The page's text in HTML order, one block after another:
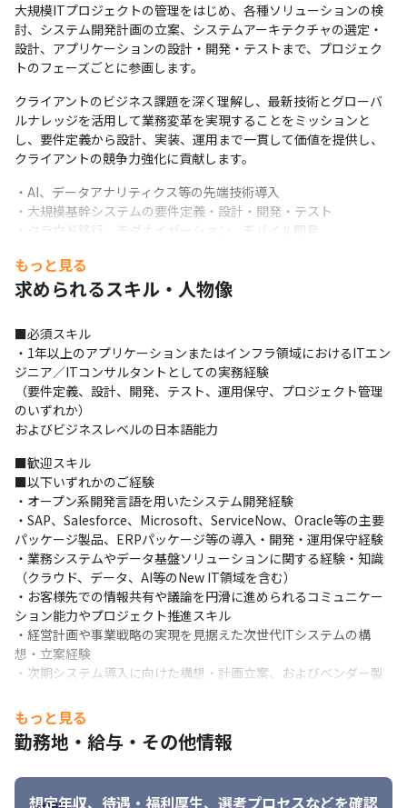
大規模ITプロジェクトの管理をはじめ、各種ソリューションの検
討、システム開発計画の立案、システムアーキテクチャの選定・
設計、アプリケーションの設計・開発・テストまで、プロジェク
トのフェーズごとに参画します。
クライアントのビジネス課題を深く理解し、最新技術とグローバ
ルナレッジを活用して業務変革を実現することをミッションと
し、要件定義から設計、実装、運用まで一貫して価値を提供し、
クライアントの競争力強化に貢献します。
・AI、データアナリティクス等の先端技術導入
・大規模基幹システムの要件定義・設計・開発・テスト
・クラウド移行、モダナイゼーション、モバイル開発
ロセスアナリティクス
・次世代ITプランニング
・大規模システムのプロジェクト・マネジメント
・新規ビジネス／サービスの提案・立ち上げ
・ビジネスアプリケーション（基幹系／業務系／モバイル等）の
設計・開発・導入・保守・運用を一気通貫でリード
・データ可視化・ログ・指標設計を基盤にした課題抽出と改善提
案（業務・システム・組織の横断改善）
・IT機能再編、IT人材育成・組織変革の企画・実行支援
・顧客との長期的な関係構築、要件定義からサービス改善に至る
継続的なKPI運用
・通信・メディア・ハイテク、公共サービス、医療、素材、エネ
ルギー等の業界別に特化し、ソリューション検討、開発計画策
定、要件整理、設計レビュー、実装リード、リリース計画、プロ
ジェクト管理、アウトソーシング立ち上げを支援
（ 専門別グループ ）
・オンプレミスからクラウド基盤、最新のマイクロサービスアー
キテクチャまで、お客様のさまざまな業務要件を実現するための
アプリケーション・アーキテクチャの立案および構築を行いま
す。
また、データやAI、次世代企業システムソリューション、クラウ
スを組み合わせ、お客様の新規事業・サービスの立ち上げを支援
します。
・SAP、Oracle、Microsoft、Salesforce、Workdayなどのパート
ナーソリューションと、アクセンチュアの業界知識や専門スキル
もっと見る
求められるスキル・人物像
■必須スキル
・1年以上のアプリケーションまたはインフラ領域におけるITエン
ジニア／ITコンサルタントとしての実務経験
（要件定義、設計、開発、テスト、運用保守、プロジェクト管理
のいずれか）
およびビジネスレベルの日本語能力
■歓迎スキル
■以下いずれかのご経験
・オープン系開発言語を用いたシステム開発経験
・SAP、Salesforce、Microsoft、ServiceNow、Oracle等の主要
パッケージ製品、ERPパッケージ等の導入・開発・運用保守経験
・業務システムやデータ基盤ソリューションに関する経験・知識
（クラウド、データ、AI等のNew IT領域を含む）
・お客様先での情報共有や議論を円滑に進められるコミュニケー
ション能力やプロジェクト推進スキル
・経営計画や事業戦略の実現を見据えた次世代ITシステムの構
想・立案経験
・次期システム導入に向けた構想・計画立案、およびベンダー製
・企業における大規模なトランスフォーメーションプロジェクト
の推進経験
・プロジェクトマネジメント経験
な英語力
もっと見る
勤務地・給与・その他情報
想定年収、待遇・福利厚生、 選考プロセスなどを確認